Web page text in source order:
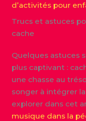
d’activités pour
Trucs et astuces
cache
Quelques astuces
plus captivant :
une chasse au
songer à intégrer
explorer dans cet
musique dans la